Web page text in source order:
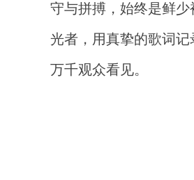
守与拼搏，始终是鲜
光者，用真挚的歌词
万千观众看见。